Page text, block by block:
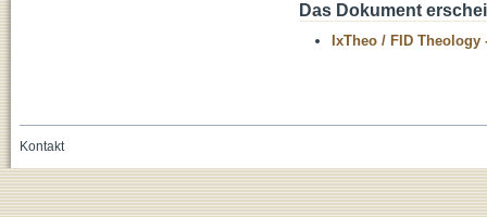
Das Dokument
IxTheo / FID Theology
Kontakt